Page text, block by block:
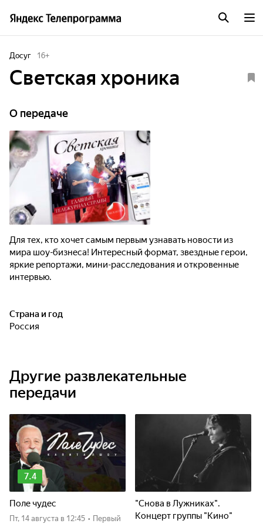
Досуг 16+
Светская хроника
О передаче
Для тех, кто хочет самым первым узнавать новости из
мира шоу-бизнеса! Интересный формат, звездные герои,
яркие репортажи, мини-расследования и откровенные
интервью.
Страна и год
Россия
Другие развлекательные
передачи
7.4
Поле чудес
пт, 14 августа в 12:45 • Первый
"Снова в Лужниках".
Концерт группы "Кино"